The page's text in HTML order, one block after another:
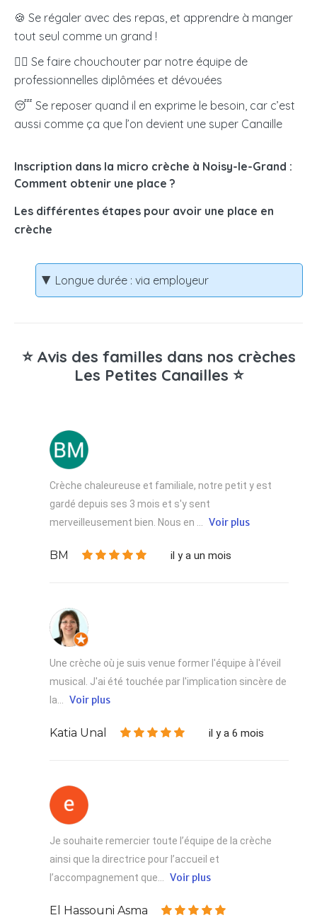
🍪 Se régaler avec des repas, et apprendre à manger
tout seul comme un grand !
🧖‍♀️ Se faire chouchouter par notre équipe de
professionnelles diplômées et dévouées
😴 Se reposer quand il en exprime le besoin, car c’est
aussi comme ça que l’on devient une super Canaille
Inscription dans la micro crèche à Noisy-le-Grand :
Comment obtenir une place ?
Les différentes étapes pour avoir une place en
crèche
Longue durée : via employeur
⭐ Avis des familles dans nos crèches
Les Petites Canailles ⭐
Crèche chaleureuse et familiale, notre petit y est
gardé depuis ses 3 mois et s'y sent
merveilleusement bien. Nous en ... Voir plus
BM il y a un mois
Une crèche où je suis venue former l'équipe à l'éveil
musical. J'ai été touchée par l'implication sincère de
la... Voir plus
Katia Unal il y a 6 mois
Je souhaite remercier toute l’équipe de la crèche
ainsi que la directrice pour l’accueil et
l’accompagnement que... Voir plus
El Hassouni Asma